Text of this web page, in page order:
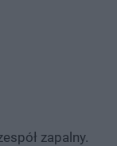
zapalny.